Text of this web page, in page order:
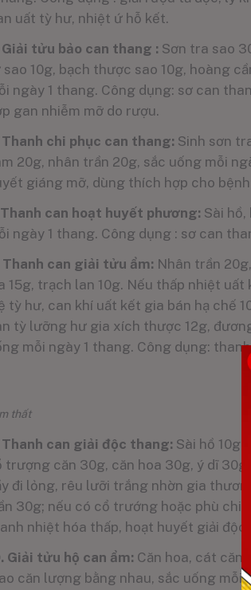
uất tỳ hư, nhiệt ứ hỗ kết.
Giải tửu bảo can thang : Sơn tra sao
10g, bạch thược sao 10g, hoàng
ngày 1 thang. Công dụng: sơ can
gan nhiễm mỡ do rượu.
Thanh chi phục can thang: Sinh sơn
20g, nhân trần 20g, sắc uống mỗi
giáng mỡ, dùng thích hợp cho
Thanh can hoạt huyết phương: Sài
ngày 1 thang. Công dụng : sơ can
Thanh can giải tửu ẩm: Nhân trần
15g, trạch lan 10g. Nếu thấp nhiệt
tỳ hư, can khí uất kết gia bán hạ chế
tỳ lưỡng hư gia xích thược 12g,
mỗi ngày 1 thang. Công dụng:
thất
Thanh can giải độc thang: Sài hồ
trượng căn 30g, căn hoa 30g, ý dĩ
đi lỏng, rêu lưỡi trắng nhờn gia
30g; nếu có cổ trướng hoặc phù chi
nhiệt hóa thấp, hoạt huyết giải
Giải tửu hộ can ẩm: Căn hoa, cát
căn lượng bằng nhau, sắc uống